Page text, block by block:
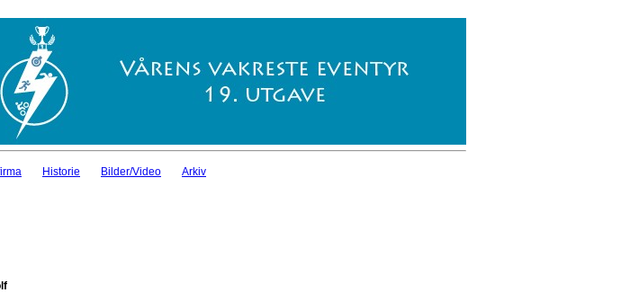
Historie Bilder/Video Arkiv